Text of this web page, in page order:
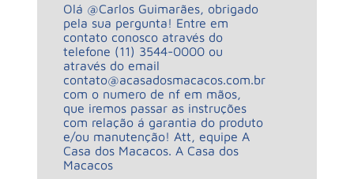
Olá @Carlos Guimarães, obrigado
pela sua pergunta! Entre em
contato conosco através do
telefone (11) 3544-0000 ou
através do email
contato@acasadosmacacos.com.br
com o numero de nf em mãos,
que iremos passar as instruções
com relação á garantia do produto
e/ou manutenção! Att, equipe A
Casa dos Macacos. A Casa dos
Macacos